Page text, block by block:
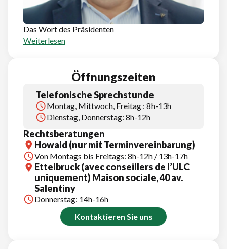
Das Wort des Präsidenten
Weiterlesen
Öffnungszeiten
Telefonische Sprechstunde
Montag, Mittwoch, Freitag : 8h-13h
Dienstag, Donnerstag: 8h-12h
Rechtsberatungen
Howald (nur mit Terminvereinbarung)
Von Montags bis Freitags: 8h-12h / 13h-17h
Ettelbruck (avec conseillers de l’ULC
uniquement) Maison sociale, 40 av.
Salentiny
Donnerstag: 14h-16h
Kontaktieren Sie uns